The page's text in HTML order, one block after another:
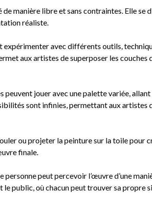
manière libre et sans contraintes. Elle se
réaliste.
expérimenter avec différents outils,
aux artistes de superposer les couches
jouer avec une palette variée,
sont infinies, permettant aux artistes
ou projeter la peinture sur la toile pour
finale.
peut percevoir l’œuvre d’une
le public, où chacun peut trouver sa propre